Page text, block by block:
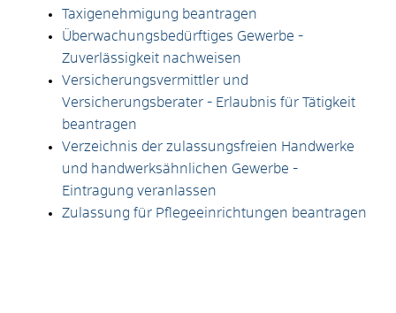
Taxigenehmigung beantragen
Überwachungsbedürftiges Gewerbe -
Zuverlässigkeit nachweisen
Versicherungsvermittler und
Versicherungsberater - Erlaubnis für Tätigkeit
beantragen
Verzeichnis der zulassungsfreien Handwerke
und handwerksähnlichen Gewerbe -
Eintragung veranlassen
Zulassung für Pflegeeinrichtungen beantragen